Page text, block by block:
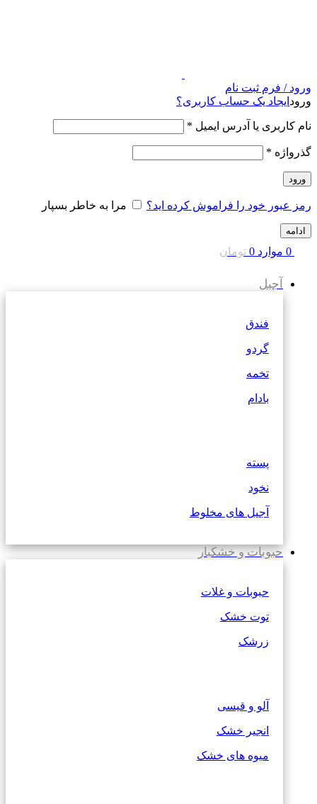
ورود / فرم ثبت نام
ورود ایجاد یک حساب کاربری؟
نام کاربری یا آدرس ایمیل *
گذرواژه *
ورود
رمز عبور خود را فراموش کرده اید؟ مرا به خاطر بسپار
ادامه
0 موارد 0 تومان
آجیل
فندق
گردو
تخمه
بادام
پسته
نخود
آجیل های مخلوط
حبوبات و خشکبار
حبوبات و غلات
توت خشک
زرشک
آلو و قیسی
انجیر خشک
میوه های خشک